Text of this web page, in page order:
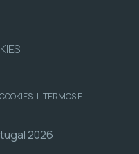
| TERMOS E
2026